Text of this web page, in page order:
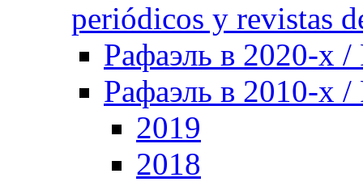
periódicos y revistas
Рафаэль в 2020-х /
Рафаэль в 2010-х /
2019
2018